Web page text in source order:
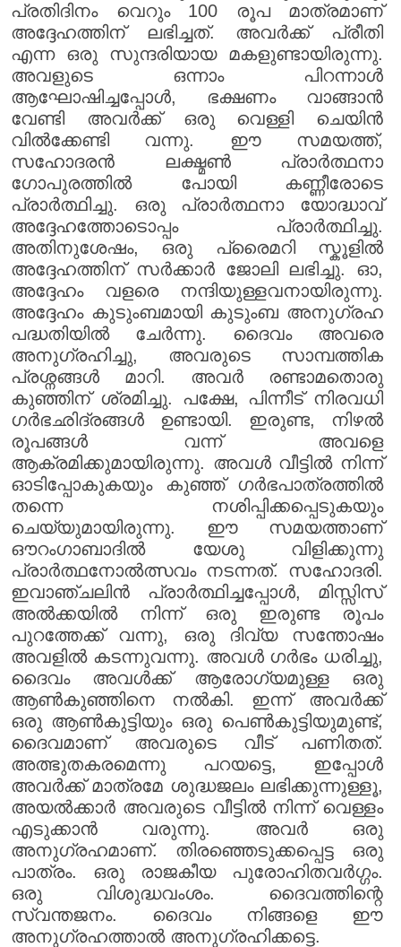
പ്രതിദിനം വെറും 100 രൂപ മാത്രമാണ്
അദ്ദേഹത്തിന് ലഭിച്ചത്. അവർക്ക് പ്രീതി
എന്ന ഒരു സുന്ദരിയായ മകളുണ്ടായിരുന്നു.
അവളുടെ ഒന്നാം പിറന്നാൾ
ആഘോഷിച്ചപ്പോൾ, ഭക്ഷണം വാങ്ങാൻ
വേണ്ടി അവർക്ക് ഒരു വെള്ളി ചെയിൻ
വിൽക്കേണ്ടി വന്നു. ഈ സമയത്ത്,
സഹോദരൻ ലക്ഷ്മൺ പ്രാർത്ഥനാ
ഗോപുരത്തിൽ പോയി കണ്ണീരോടെ
പ്രാർത്ഥിച്ചു. ഒരു പ്രാർത്ഥനാ യോദ്ധാവ്
അദ്ദേഹത്തോടൊപ്പം പ്രാർത്ഥിച്ചു.
അതിനുശേഷം, ഒരു പ്രൈമറി സ്കൂളിൽ
അദ്ദേഹത്തിന് സർക്കാർ ജോലി ലഭിച്ചു. ഓ,
അദ്ദേഹം വളരെ നന്ദിയുള്ളവനായിരുന്നു.
അദ്ദേഹം കുടുംബമായി കുടുംബ അനുഗ്രഹ
പദ്ധതിയിൽ ചേർന്നു. ദൈവം അവരെ
അനുഗ്രഹിച്ചു, അവരുടെ സാമ്പത്തിക
പ്രശ്നങ്ങൾ മാറി. അവർ രണ്ടാമതൊരു
കുഞ്ഞിന് ശ്രമിച്ചു. പക്ഷേ, പിന്നീട് നിരവധി
ഗർഭഛിദ്രങ്ങൾ ഉണ്ടായി. ഇരുണ്ട, നിഴൽ
രൂപങ്ങൾ വന്ന് അവളെ
ആക്രമിക്കുമായിരുന്നു. അവൾ വീട്ടിൽ നിന്ന്
ഓടിപ്പോകുകയും കുഞ്ഞ് ഗർഭപാത്രത്തിൽ
തന്നെ നശിപ്പിക്കപ്പെടുകയും
ചെയ്യുമായിരുന്നു. ഈ സമയത്താണ്
ഔറംഗാബാദിൽ യേശു വിളിക്കുന്നു
പ്രാർത്ഥനോൽത്സവം നടന്നത്. സഹോദരി.
ഇവാഞ്ചലിൻ പ്രാർത്ഥിച്ചപ്പോൾ, മിസ്സിസ്
അൽക്കയിൽ നിന്ന് ഒരു ഇരുണ്ട രൂപം
പുറത്തേക്ക് വന്നു, ഒരു ദിവ്യ സന്തോഷം
അവളിൽ കടന്നുവന്നു. അവൾ ഗർഭം ധരിച്ചു,
ദൈവം അവൾക്ക് ആരോഗ്യമുള്ള ഒരു
ആൺകുഞ്ഞിനെ നൽകി. ഇന്ന് അവർക്ക്
ഒരു ആൺകുട്ടിയും ഒരു പെൺകുട്ടിയുമുണ്ട്,
ദൈവമാണ് അവരുടെ വീട് പണിതത്.
അത്ഭുതകരമെന്നു പറയട്ടെ, ഇപ്പോൾ
അവർക്ക് മാത്രമേ ശുദ്ധജലം ലഭിക്കുന്നുള്ളൂ,
അയൽക്കാർ അവരുടെ വീട്ടിൽ നിന്ന് വെള്ളം
എടുക്കാൻ വരുന്നു. അവർ ഒരു
അനുഗ്രഹമാണ്. തിരഞ്ഞെടുക്കപ്പെട്ട ഒരു
പാത്രം. ഒരു രാജകീയ പുരോഹിതവർഗ്ഗം.
ഒരു വിശുദ്ധവംശം. ദൈവത്തിന്റെ
സ്വന്തജനം. ദൈവം നിങ്ങളെ ഈ
അനുഗ്രഹത്താൽ അനുഗ്രഹിക്കട്ടെ.